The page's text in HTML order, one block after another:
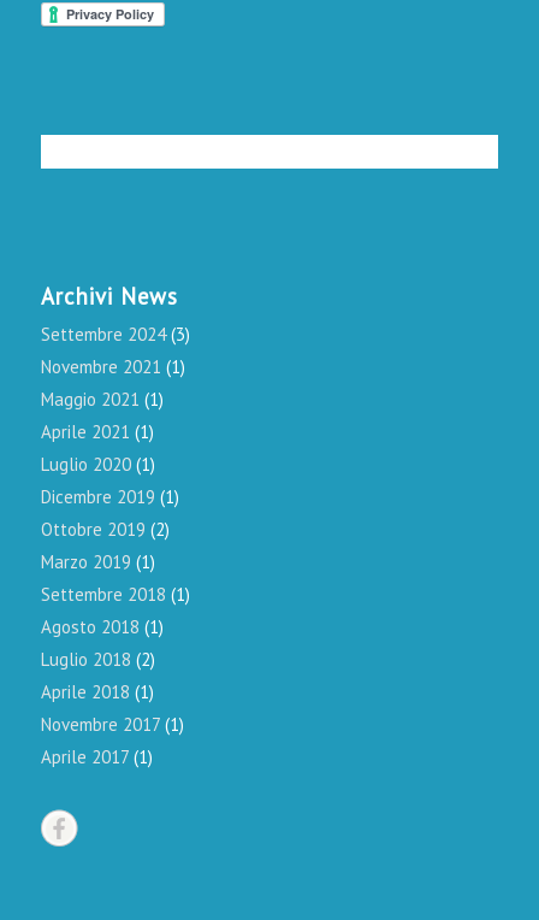
Archivi News
Settembre 2024(3)
Novembre 2021 (1)
Maggio 2021 (1)
Aprile 2021 (1)
Luglio 2020(1)
Dicembre 2019 (1)
Ottobre 2019 (2)
Marzo 2019 (1)
Settembre 2018 (1)
Agosto 2018 (1)
Luglio 2018 (2)
Aprile 2018 (1)
Novembre 2017(1)
Aprile 2017(1)